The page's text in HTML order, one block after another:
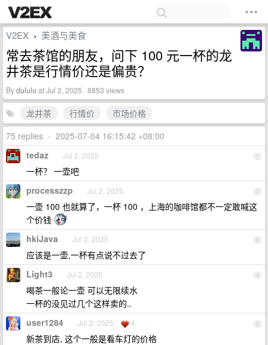
V2EX › 美酒与美食
常去茶馆的朋友，问下 100 元一杯的龙
井茶是行情价还是偏贵？
Bydululu at Jul 2, 2025 · 8853 views
龙井茶 行情价
市场价格
75 replies • 2025-07-04 16:15:42 +08:00
1
tedaz Jul 2, 2025
一杯？ 一壶吧
2
processzzp Jul 2, 2025
一壶 100 也就算了，一杯 100 ，上海的咖啡馆都不一定敢喊这
个价钱
3
hkiJava Jul 2, 2025
应该是一壶,一杯有点说不过去了
4
Light3 Jul 2, 2025
喝茶一般论一壶 可以无限续水
一杯的没见过几个这样卖的..
5
user1284 Jul 2, 2025 4
新茶到店, 这个一般是看车灯的价格